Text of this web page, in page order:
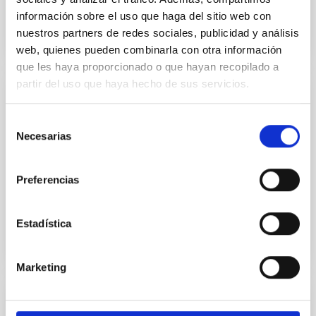
información sobre el uso que haga del sitio web con
nuestros partners de redes sociales, publicidad y análisis
web, quienes pueden combinarla con otra información
que les haya proporcionado o que hayan recopilado a
partir del uso que haya hecho de sus servicios.
Necesarias
Preferencias
Estadística
Marketing
CONFERENCE
RRLyr and Cepheid stars 2022 Conference
instability strip (i.e., variables like δ Scuti, SX Phe...